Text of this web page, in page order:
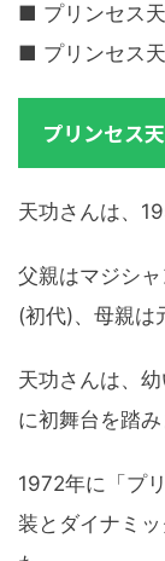
■ プリンセス
■ プリンセス
プリンセス
天功さんは、
父親はマジシ
(初代)、母親は
天功さんは、
に初舞台を踏み
1972年に「プ
装とダイナミ